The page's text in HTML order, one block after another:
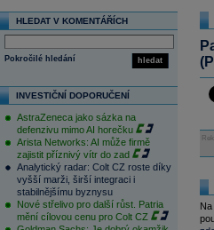
HLEDAT V KOMENTÁŘÍCH
hledat
Pokročilé hledání
INVESTIČNÍ DOPORUČENÍ
AstraZeneca jako sázka na
defenzivu mimo AI horečku
Arista Networks: AI může firmě
zajistit příznivý vítr do zad
Analytický radar: Colt CZ roste díky
vyšší marži, širší integraci i
stabilnějšímu byznysu
Nové střelivo pro další růst. Patria
mění cílovou cenu pro Colt CZ